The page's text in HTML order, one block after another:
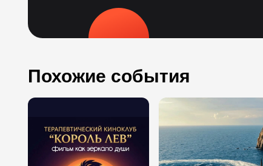
Похожие события